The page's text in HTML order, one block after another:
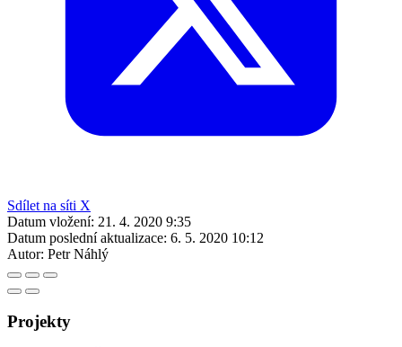
Sdílet na síti X
Datum vložení: 21. 4. 2020 9:35
Datum poslední aktualizace: 6. 5. 2020 10:12
Autor: Petr Náhlý
Projekty